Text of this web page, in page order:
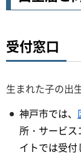
受付窓口
生まれた子の出
神戸市では、
所・サービ
イトでは受付